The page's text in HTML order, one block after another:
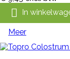
 In
Meer